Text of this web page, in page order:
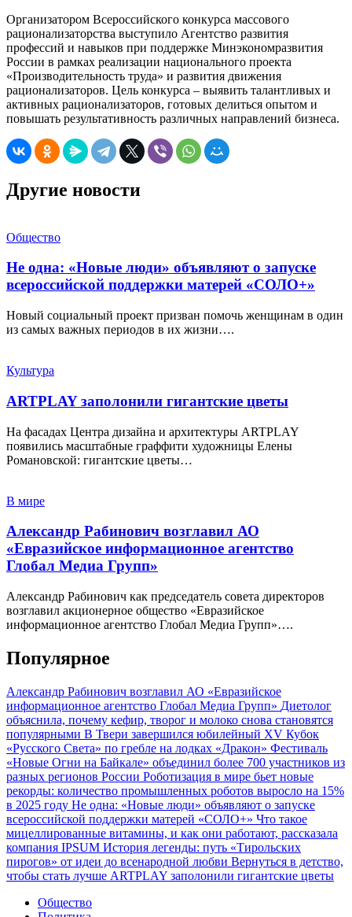
Организатором Всероссийского конкурса массового
рационализаторства выступило Агентство развития
профессий и навыков при поддержке Минэкономразвития
России в рамках реализации национального проекта
«Производительность труда» и развития движения
рационализаторов. Цель конкурса – выявить талантливых и
активных рационализаторов, готовых делиться опытом и
повышать результативность различных направлений бизнеса.
Другие новости
Общество
Не одна: «Новые люди» объявляют о запуске
всероссийской поддержки матерей «СОЛО+»
Новый социальный проект призван помочь женщинам в один
из самых важных периодов в их жизни….
Культура
ARTPLAY заполонили гигантские цветы
На фасадах Центра дизайна и архитектуры ARTPLAY
появились масштабные граффити художницы Елены
Романовской: гигантские цветы…
В мире
Александр Рабинович возглавил АО
«Евразийское информационное агентство
Глобал Медиа Групп»
Александр Рабинович как председатель совета директоров
возглавил акционерное общество «Евразийское
информационное агентство Глобал Медиа Групп»….
Популярное
Александр Рабинович возглавил АО «Евразийское
информационное агентство Глобал Медиа Групп» Диетолог
объяснила, почему кефир, творог и молоко снова становятся
популярными В Твери завершился юбилейный XV Кубок
«Русского Света» по гребле на лодках «Дракон» Фестиваль
«Новые Огни на Байкале» объединил более 700 участников из
разных регионов России Роботизация в мире бьет новые
рекорды: количество промышленных роботов выросло на 15%
в 2025 году Не одна: «Новые люди» объявляют о запуске
всероссийской поддержки матерей «СОЛО+» Что такое
мицеллированные витамины, и как они работают, рассказала
компания IPSUM История легенды: путь «Тирольских
пирогов» от идеи до всенародной любви Вернуться в детство,
чтобы стать лучше ARTPLAY заполонили гигантские цветы
Общество